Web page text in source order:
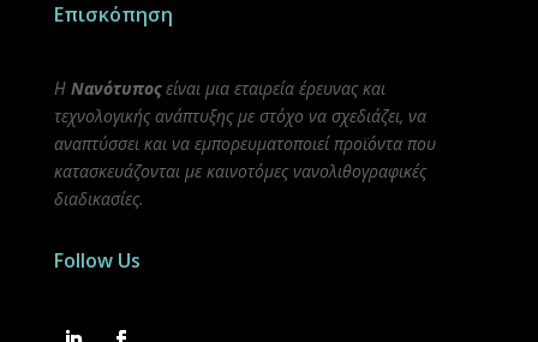
Επισκόπηση
Η Νανότυποςείναι μια εταιρεία έρευνας και
τεχνολογικής ανάπτυξης με στόχο να σχεδιάζει, να
αναπτύσσει και να εμπορευματοποιεί προϊόντα που
κατασκευάζονται με καινοτόμες νανολιθογραφικές
διαδικασίες.
Follow Us